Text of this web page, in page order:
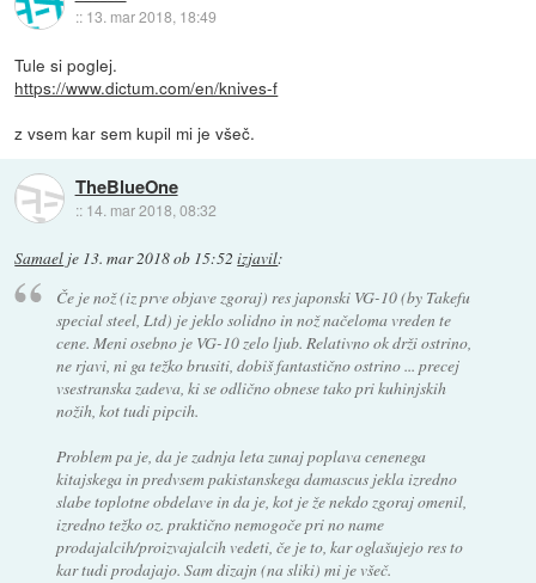
:: 13. mar 2018, 18:49
Tule si poglej.
https://www.dictum.com/en/knives-f
z vsem kar sem kupil mi je všeč.
TheBlueOne
:: 14. mar 2018, 08:32
Samael je 13. mar 2018 ob 15:52 izjavil:
Če je nož (iz prve objave zgoraj) res japonski VG-10 (by Takefu
special steel, Ltd) je jeklo solidno in nož načeloma vreden te
cene. Meni osebno je VG-10 zelo ljub. Relativno ok drži ostrino,
ne rjavi, ni ga težko brusiti, dobiš fantastično ostrino ... precej
vsestranska zadeva, ki se odlično obnese tako pri kuhinjskih
nožih, kot tudi pipcih.
Problem pa je, da je zadnja leta zunaj poplava cenenega
kitajskega in predvsem pakistanskega damascus jekla izredno
slabe toplotne obdelave in da je, kot je že nekdo zgoraj omenil,
izredno težko oz. praktično nemogoče pri no name
prodajalcih/proizvajalcih vedeti, če je to, kar oglašujejo res to
kar tudi prodajajo. Sam dizajn (na sliki) mi je všeč.